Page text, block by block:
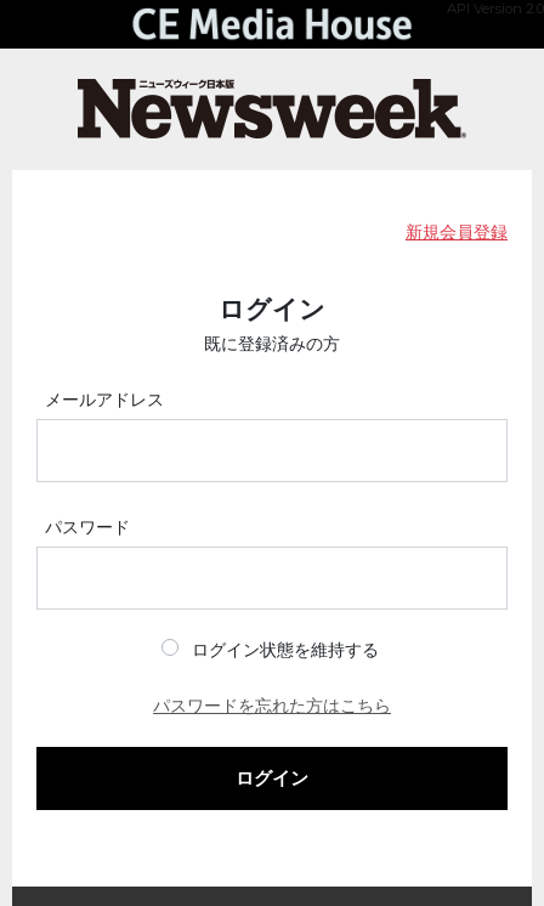
API Version 2.0
新規会員登録
ログイン
既に登録済みの方
メールアドレス
パスワード
ログイン状態を維持する
パスワードを忘れた方はこちら
ログイン